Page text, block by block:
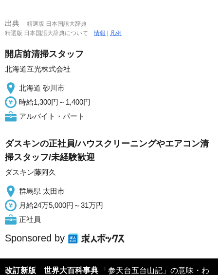
出典
精選版 日本国語大辞典
精選版 日本国語大辞典について情報 凡例
開店前清掃スタッフ
北海道互光株式会社
北海道 砂川市
時給1,300円～1,400円
アルバイト・パート
ダスキンの正社員/ハウスクリーニングやエアコン清
掃スタッフ/未経験歓迎
ダスキン藤阿久
群馬県 太田市
月給24万5,000円～31万円
正社員
Sponsored by
改訂新版 世界大百科事典